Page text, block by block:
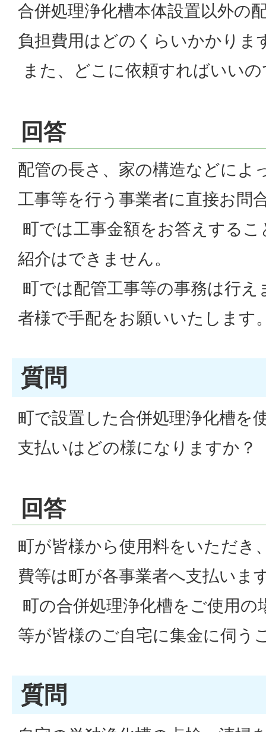
合併処理浄化槽本体設置以外の
負担費用はどのくらいかかりま
また、どこに依頼すればいい
回答
配管の長さ、家の構造などによ
工事等を行う事業者に直接お問
町では工事金額をお答えする
紹介はできません。
町では配管工事等の事務は行
者様で手配をお願いいたします
質問
町で設置した合併処理浄化槽を
支払いはどの様になりますか？
回答
町が皆様から使用料をいただき
費等は町が各事業者へ支払いま
町の合併処理浄化槽をご使用の
等が皆様のご自宅に集金に伺う
質問